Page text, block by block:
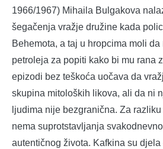
1966/1967) Mihaila Bulgakova
šegačenja vražje družine kada
Behemota, a taj u hropcima moli
petroleja za popiti kako bi mu rana
epizodi bez teškoća uočava da
skupina mitoloških likova, ali da ni
ljudima nije bezgranična. Za
nema suprotstavljanja
autentičnog života. Kafkina su